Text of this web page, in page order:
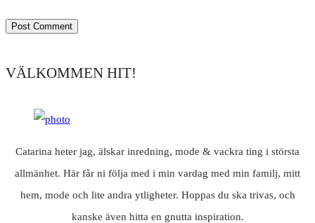
VÄLKOMMEN HIT!
Catarina heter jag, älskar inredning, mode & vackra ting i största
allmänhet. Här får ni följa med i min vardag med min familj, mitt
hem, mode och lite andra ytligheter. Hoppas du ska trivas, och
kanske även hitta en gnutta inspiration.